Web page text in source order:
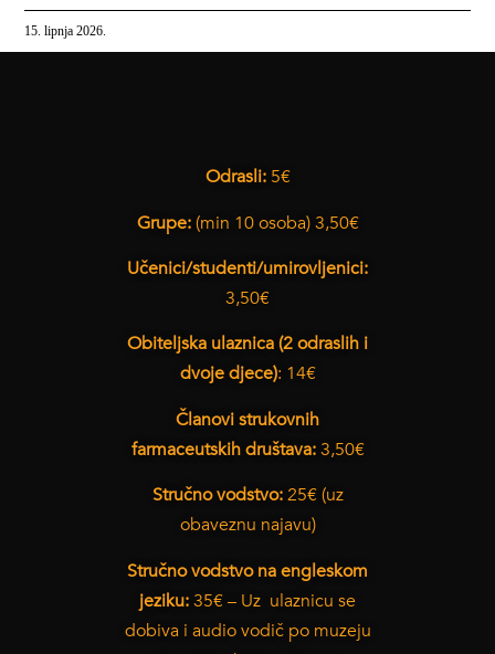
15. lipnja 2026.
Odrasli:5€
Grupe:(min 10 osoba) 3,50€
Učenici/studenti/umirovljenici:
3,50€
Obiteljska ulaznica (2 odraslih i
dvoje djece): 14€
Članovi strukovnih
farmaceutskih društava:3,50€
Stručno vodstvo:25€ (uz
obaveznu najavu)
Stručno vodstvo na engleskom
jeziku:35€ – Uz ulaznicu se
dobiva i audio vodič po muzeju